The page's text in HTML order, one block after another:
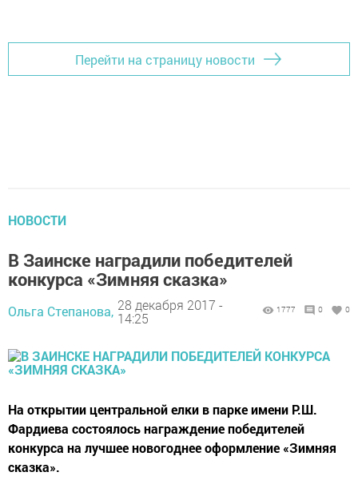
Перейти на страницу новости
НОВОСТИ
В Заинске наградили победителей
конкурса «Зимняя сказка»
Ольга Степанова, 28 декабря 2017 -
14:25
1777 0 0
На открытии центральной елки в парке имени Р.Ш.
Фардиева состоялось награждение победителей
конкурса на лучшее новогоднее оформление «Зимняя
сказка».